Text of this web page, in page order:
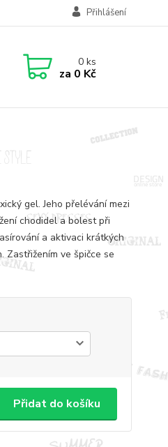
Přihlášení
0ks
za 0 Kč
gel. Jeho přelévání mezi
chodidel a bolest při
a aktivaci krátkých
Zastřižením ve špičce se
Přidat do košíku